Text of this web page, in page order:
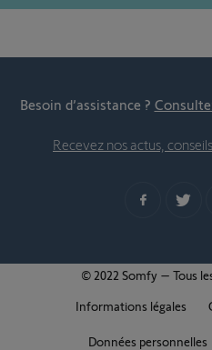
Besoin d’assistance ?
Recevez nos actus,
© 2022 Somfy – Tous
Informations légales
Données personnelles